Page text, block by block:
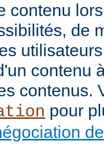
contenu
de
contenu
contenus.
pour